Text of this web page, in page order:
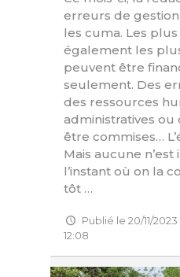
erreurs de
les cuma. Les
également les
peuvent être
seulement. Des
des ressources
administratives
être commises…
Mais aucune
l’instant où on la
tôt …
Publié le 20/11/
12:08